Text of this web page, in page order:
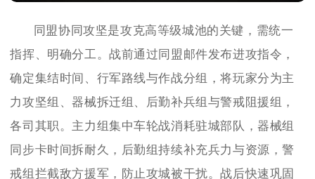
同盟协同攻坚是攻克高等级城池的关键，需统一
指挥、明确分工。战前通过同盟邮件发布进攻指令，
确定集结时间、行军路线与作战分组，将玩家分为主
力攻坚组、器械拆迁组、后勤补兵组与警戒阻援组，
各司其职。主力组集中车轮战消耗驻城部队，器械组
同步卡时间拆耐久，后勤组持续补充兵力与资源，警
戒组拦截敌方援军，防止攻城被干扰。战后快速巩固